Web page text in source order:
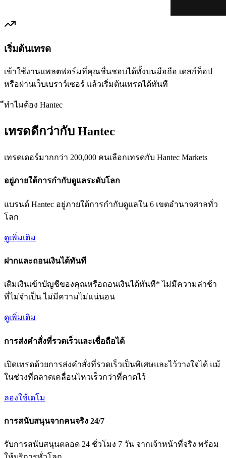
เริ่มต้นเทรด
เข้าใช้งานแพลตฟอร์มที่คุณชื่นชอบได้ทั้งบนมือถือ เดสก์ท็อป
หรือผ่านเว็บเบราว์เซอร์ แล้วเริ่มต้นเทรดได้ทันที
ืทำไมต้อง Hantec
เทรดดีกว่ากับ Hantec
เทรดเดอร์มากกว่า 200,000 คนเลือกเทรดกับ Hantec Markets
อยู่ภายใต้การกำกับดูแลระดับโลก
แบรนด์ Hantec อยู่ภายใต้การกำกับดูแลใน 6 เขตอำนาจศาลทั่ว
โลก
ดูเพิ่มเติม
ฝากและถอนเงินได้ทันที
เติมเงินเข้าบัญชีของคุณหรือถอนเงินได้ทันที* ไม่มีความล่าช้า
ที่ไม่จำเป็น ไม่มีความไม่แน่นอน
ดูเพิ่มเติม
การส่งคำสั่งที่รวดเร็วและเชื่อถือได้
เปิดเทรดด้วยการส่งคำสั่งที่รวดเร็วเป็นพิเศษและไว้วางใจได้ แม้
ในช่วงที่ตลาดเคลื่อนไหวเร็วกว่าที่คาดไว้
ลองใช้เดโม
การสนับสนุนจากคนจริง 24/7
รับการสนับสนุนตลอด 24 ชั่วโมง 7 วัน จากเจ้าหน้าที่จริง พร้อม